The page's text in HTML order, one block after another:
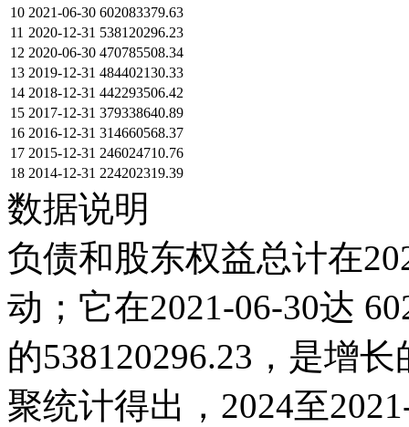
10 2021-06-30 602083379.63
11 2020-12-31 538120296.23
12 2020-06-30 470785508.34
13 2019-12-31 484402130.33
14 2018-12-31 442293506.42
15 2017-12-31 379338640.89
16 2016-12-31 314660568.37
17 2015-12-31 246024710.76
18 2014-12-31 224202319.39
数据说明
负债和股东权益总计在
动；它在2021-06-30达
的538120296.23，是增
聚统计得出，2024至